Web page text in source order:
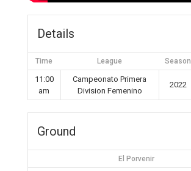
Details
Time League Season
11:00
am
Campeonato Primera
Division Femenino
2022
Ground
El Porvenir